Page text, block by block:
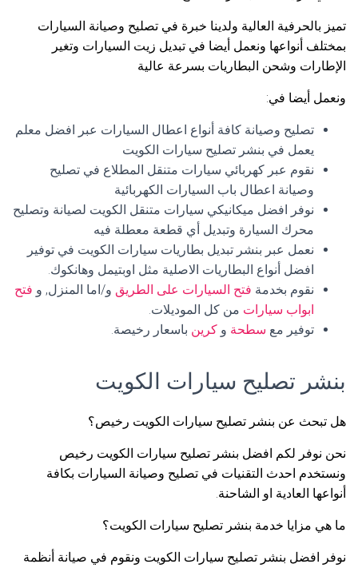
تميز بالحرفية العالية ولدينا خبرة في تصليح وصيانة السيارات
بمختلف أنواعها ونعمل أيضا في تبديل زيت السيارات وتغير
الإطارات وشحن البطاريات بسرعة عالية
ونعمل أيضا في:
تصليح وصيانة كافة أنواع اعطال السيارات عبر افضل معلم
يعمل في بنشر تصليح سيارات الكويت
نقوم عبر كهربائي سيارات متنقل المطلاع في تصليح
وصيانة اعطال باب السيارات الكهربائية
نوفر افضل ميكانيكي سيارات متنقل الكويت لصيانة وتصليح
محرك السيارة وتبديل أي قطعة معطلة فيه
نعمل عبر بنشر تبديل بطاريات سيارات الكويت في توفير
افضل أنواع البطاريات الاصلية مثل اوبتيمل وهانكوك.
نقوم بخدمة فتح السيارات على الطريق و/اما المنزل, و فتح
ابواب سيارات من كل الموديلات.
توفير مع سطحة و كرين باسعار رخيصة.
بنشر تصليح سيارات الكويت
هل تبحث عن بنشر تصليح سيارات الكويت رخيص؟
نحن نوفر لكم افضل بنشر تصليح سيارات الكويت رخيص
ونستخدم احدث التقنيات في تصليح وصيانة السيارات بكافة
أنواعها العادية او الشاحنة.
ما هي مزايا خدمة بنشر تصليح سيارات الكويت؟
نوفر افضل بنشر تصليح سيارات الكويت ونقوم في صيانة أنظمة